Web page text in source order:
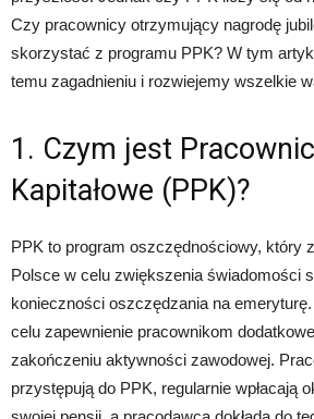
Czy pracownicy otrzymujący nagrodę
skorzystać z programu PPK? W tym
temu zagadnieniu i rozwiejemy wszelkie
1. Czym jest
Kapitałowe (PPK)?
PPK to program oszczędnościowy, który
Polsce w celu zwiększenia świadomości
konieczności oszczędzania na
celu zapewnienie pracownikom
zakończeniu aktywności zawodowej.
przystępują do PPK, regularnie wpłacają